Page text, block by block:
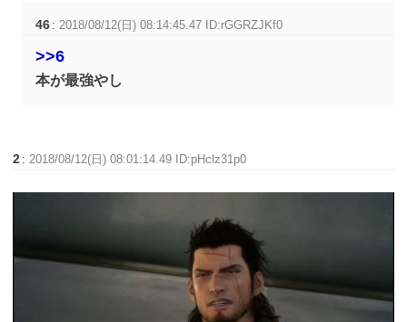
46 : 2018/08/12(日) 08:14:45.47 ID:rGGRZJKf0
>>6
本が最強やし
2 : 2018/08/12(日) 08:01:14.49 ID:pHclz31p0